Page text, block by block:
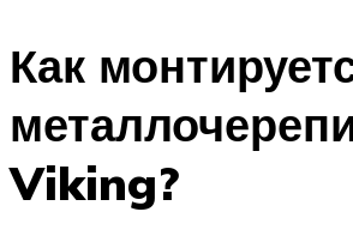
Как
Viking?